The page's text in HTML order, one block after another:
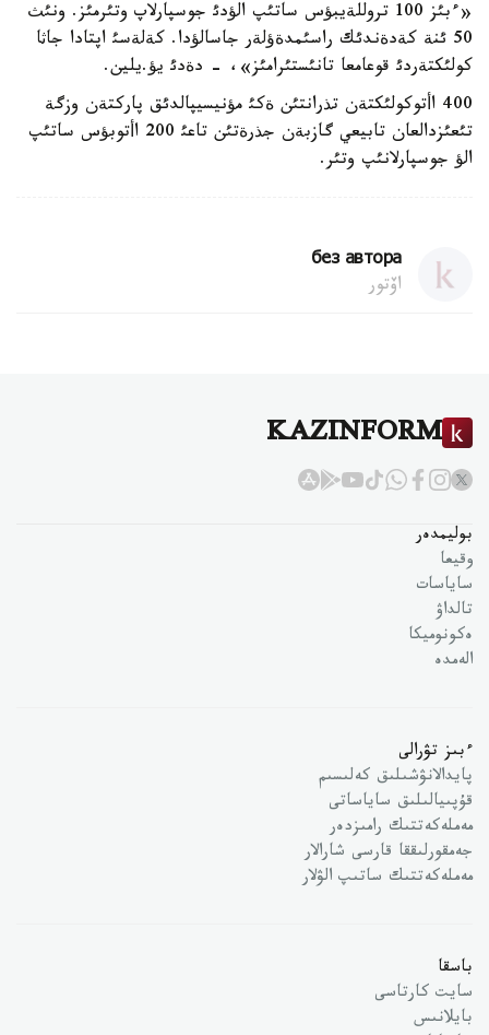
«ءبئز 100 تروللةيبؤس ساتئپ الؤدئ جوسپارلاپ وتئرمئز. ونئث
50 ئنة كةدةندئك راسئمدةؤلةر جاسالؤدا. كةلةسئ اپتادا جاثا
كولئكتةردئ قوعامعا تانئستئرامئز»، - دةدئ يؤ.يلين.
400 اأتوكولئكتةن تذرانتئن ةكئ مؤنيسيپالدئق پاركتةن وزگة
تئعئزدالعان تابيعي گازبةن جذرةتئن تاعئ 200 اأتوبؤس ساتئپ
الؤ جوسپارلانئپ وتئر.
без автора
اۆتور
KAZINFORM
بوليمدەر
وقيعا
ساياسات
تالداۋ
ەكونوميكا
الەمدە
ءبىز تۋرالى
پايدالانۋشىلىق كەلىسىم
قۇپىيالىلىق ساياساتى
مەملەكەتتىك رامىزدەر
جەمقورلىققا قارسى شارالار
مەملەكەتتىك ساتىپ الۋلار
باسقا
سايت كارتاسى
بايلانىس